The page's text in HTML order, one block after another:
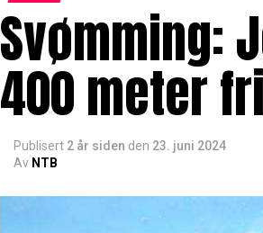
Svømming:
400 meter fri
Publisert 2 år siden den 23. juni 2024
Av NTB